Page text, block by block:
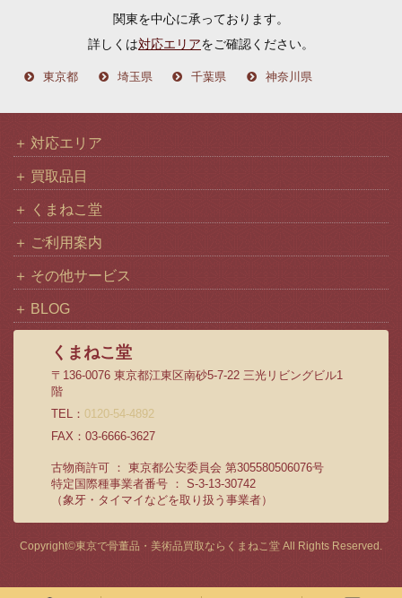
関東を中心に承っております。
詳しくは対応エリアをご確認ください。
東京都 埼玉県 千葉県 神奈川県
対応エリア
買取品目
くまねこ堂
ご利用案内
その他サービス
BLOG
くまねこ堂
〒136-0076 東京都江東区南砂5-7-22 三光リビングビル1
階
TEL： 0120-54-4892
FAX：03-6666-3627
古物商許可 ： 東京都公安委員会 第305580506076号
特定国際種事業者番号 ： S-3-13-30742
（象牙・タイマイなどを取り扱う事業者）
Copyright©東京で骨董品・美術品買取ならくまねこ堂 All Rights Reserved.